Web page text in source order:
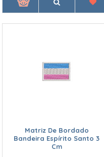
Matriz De Bordado
Bandeira Espírito Santo 3
Cm